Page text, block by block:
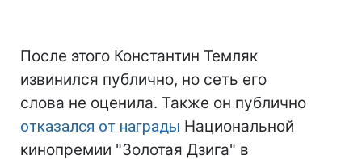
После этого Константин Темляк
извинился публично, но сеть его
слова не оценила. Также он публично
отказался от награды Национальной
кинопремии "Золотая Дзига" в